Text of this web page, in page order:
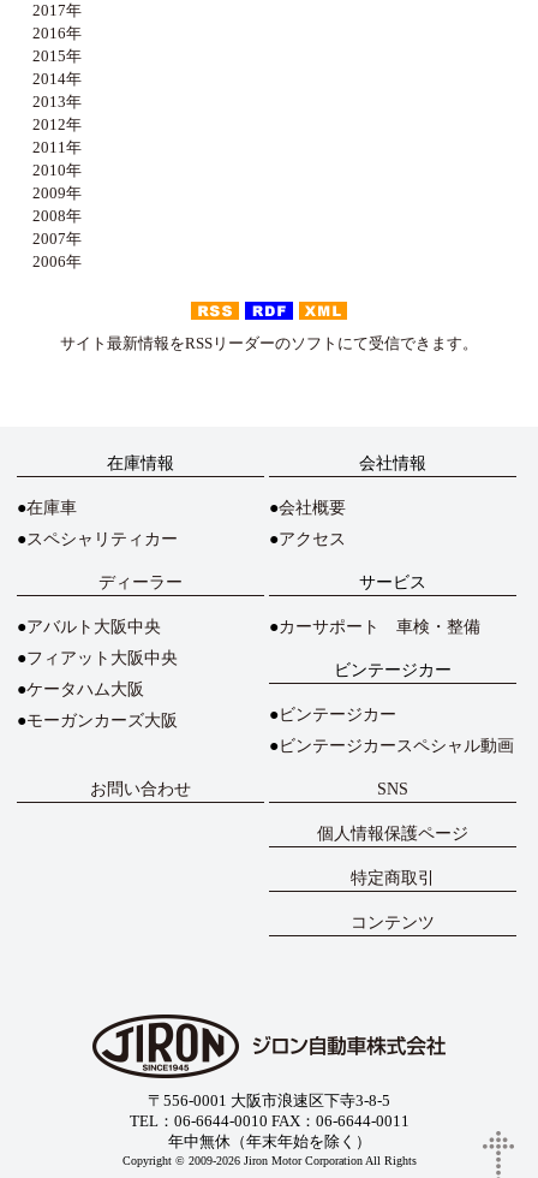
2017年
2016年
2015年
2014年
2013年
2012年
2011年
2010年
2009年
2008年
2007年
2006年
サイト最新情報をRSSリーダーのソフトにて受信できます。
在庫情報
在庫車
スペシャリティカー
会社情報
会社概要
アクセス
ディーラー
アバルト大阪中央
フィアット大阪中央
ケータハム大阪
モーガンカーズ大阪
サービス
カーサポート 車検・整備
ビンテージカー
ビンテージカー
ビンテージカースペシャル動画
お問い合わせ SNS
個人情報保護ページ
特定商取引
コンテンツ
〒556-0001 大阪市浪速区下寺3-8-5
TEL：06-6644-0010 FAX：06-6644-0011
年中無休（年末年始を除く）
Copyright © 2009-2026 Jiron Motor Corporation All Rights